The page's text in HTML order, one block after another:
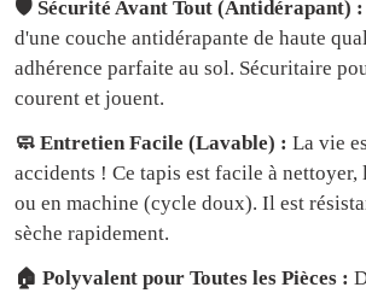
🛡️ Sécurité Avant Tout (Antidérapant) :
d'une couche antidérapante de haute
adhérence parfaite au sol. Sécuritaire
courent et jouent.
🧼 Entretien Facile (Lavable) : La vie
accidents ! Ce tapis est facile à nettoyer,
ou en machine (cycle doux). Il est
sèche rapidement.
🏠 Polyvalent pour Toutes les Pièces :